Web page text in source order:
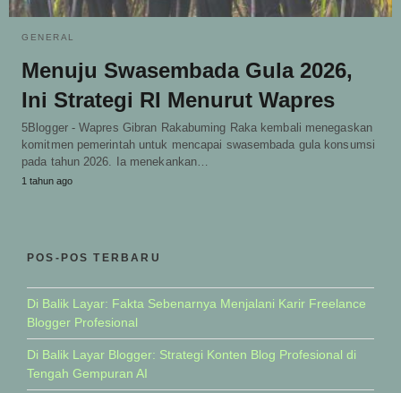
GENERAL
Menuju Swasembada Gula 2026,
Ini Strategi RI Menurut Wapres
5Blogger - Wapres Gibran Rakabuming Raka kembali menegaskan
komitmen pemerintah untuk mencapai swasembada gula konsumsi
pada tahun 2026. Ia menekankan…
1 tahun ago
POS-POS TERBARU
Di Balik Layar: Fakta Sebenarnya Menjalani Karir Freelance
Blogger Profesional
Di Balik Layar Blogger: Strategi Konten Blog Profesional di
Tengah Gempuran AI